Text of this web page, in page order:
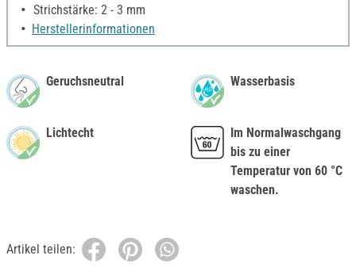
Strichstärke: 2 - 3 mm
Herstellerinformationen
Geruchsneutral
Lichtecht
Wasserbasis
Im Normalwaschgang
bis zu einer
Temperatur von 60 °C
waschen.
Artikel teilen: